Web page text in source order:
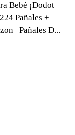
Bebé ¡Dodot
Pañales +
Pañales D...